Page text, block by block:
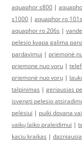
aquaphor s800 |
s1000 | aquaphor ro 101s
aquaphor ro 206s |
pelesio kvapa galima
pardavimui | priemonė
priemone nuo voru |
priemonė nuo vorų |
talpinimas | geriausias
isvengti pelesio
pelėsiui | puiki dovana
vaikų laiko praleidimui |
kaciu kraikas |